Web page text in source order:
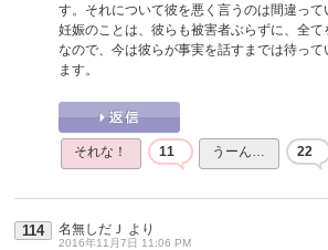
す。それについて彼を悪く言うのは間違って
妊娠のことは、彼らも被害者ぶらずに、全て
なので、今は彼らが事実を話すまでは待っ
ます。
それな！ 11 うーん… 22
114 名無しだＪ より
2016年11月7日 11:06 PM